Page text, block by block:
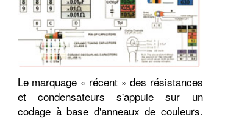
Le marquage « récent » des résistances
et condensateurs s'appuie sur un
codage à base d'anneaux de couleurs.